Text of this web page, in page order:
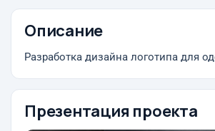
Описание
Разработка дизайна логотипа для
Презентация проекта